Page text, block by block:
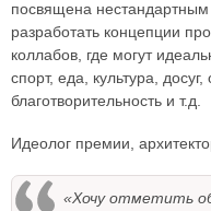
посвящена
разработать концепции
коллабов, где могут
спорт, еда, культура,
благотворительность и т.д.
Идеолог премии,
«Хочу отметить